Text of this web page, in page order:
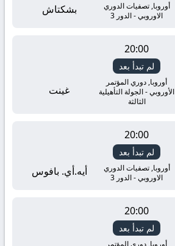
أوروبا, تصفيات الدوري
الاوروبي - الدور 3
بشكتاش
20:00
لم تبدأ بعد
أوروبا, دوري المؤتمر
الأوروبي - الجولة التأهيلية
الثالثة
غينت
20:00
لم تبدأ بعد
أوروبا, تصفيات الدوري
الاوروبي - الدور 3
أيه.أي. بافوس
20:00
لم تبدأ بعد
أوروبا, دوري المؤتمر